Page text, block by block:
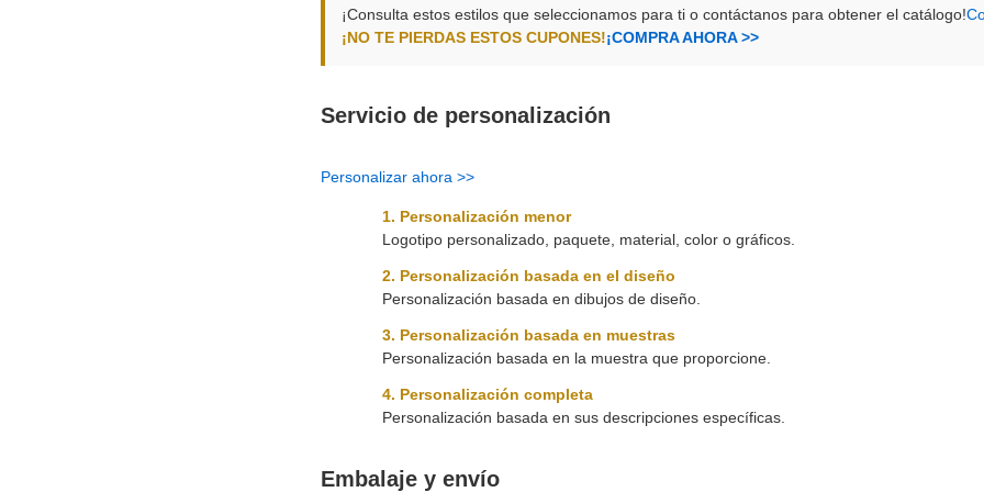
¡Consulta estos estilos que seleccionamos para ti o contáctanos para obtener el catálogo!
¡NO TE PIERDAS ESTOS CUPONES!¡COMPRA AHORA >>
Servicio de personalización
Personalizar ahora >>
1. Personalización menor
Logotipo personalizado, paquete, material, color o gráficos.
2. Personalización basada en el diseño
Personalización basada en dibujos de diseño.
3. Personalización basada en muestras
Personalización basada en la muestra que proporcione.
4. Personalización completa
Personalización basada en sus descripciones específicas.
Embalaje y envío